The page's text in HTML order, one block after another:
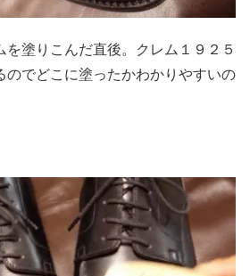
を塗りこんだ直後。クレム１９２５
のでどこに塗ったかわかりやすいの